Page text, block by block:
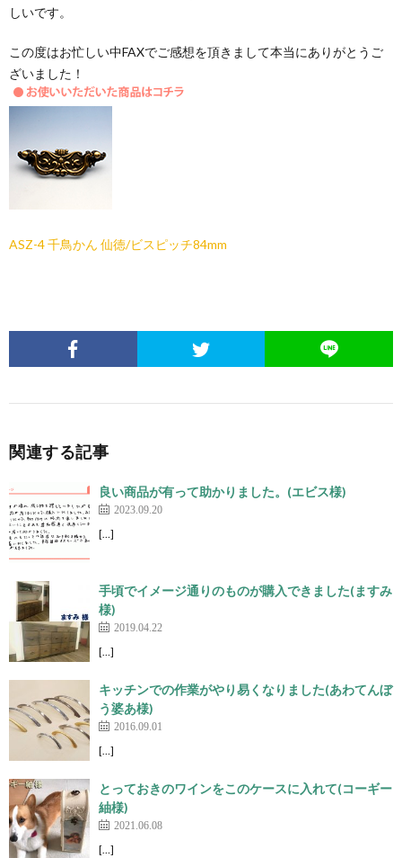
しいです。
この度はお忙しい中FAXでご感想を頂きまして本当にありがとうご
ざいました！
ASZ-4 千鳥かん 仙徳/ビスピッチ84mm
関連する記事
良い商品が有って助かりました。(エビス様)
2023.09.20
[…]
手頃でイメージ通りのものが購入できました(ますみ
様)
2019.04.22
[…]
キッチンでの作業がやり易くなりました(あわてんぼ
う婆あ様)
2016.09.01
[…]
とっておきのワインをこのケースに入れて(コーギー
紬様)
2021.06.08
[…]